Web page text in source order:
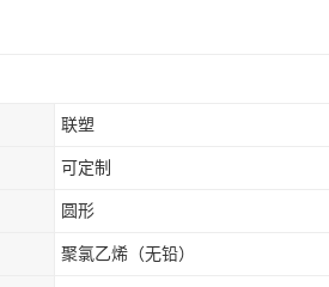
联塑
可定制
圆形
聚氯乙烯（无铅）